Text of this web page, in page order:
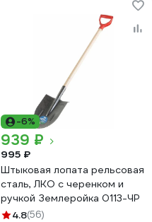
-6%
939 ₽
995 ₽
Штыковая лопата рельсовая
сталь, ЛКО с черенком и
ручкой Землеройка 0113-ЧР
4.8(56)